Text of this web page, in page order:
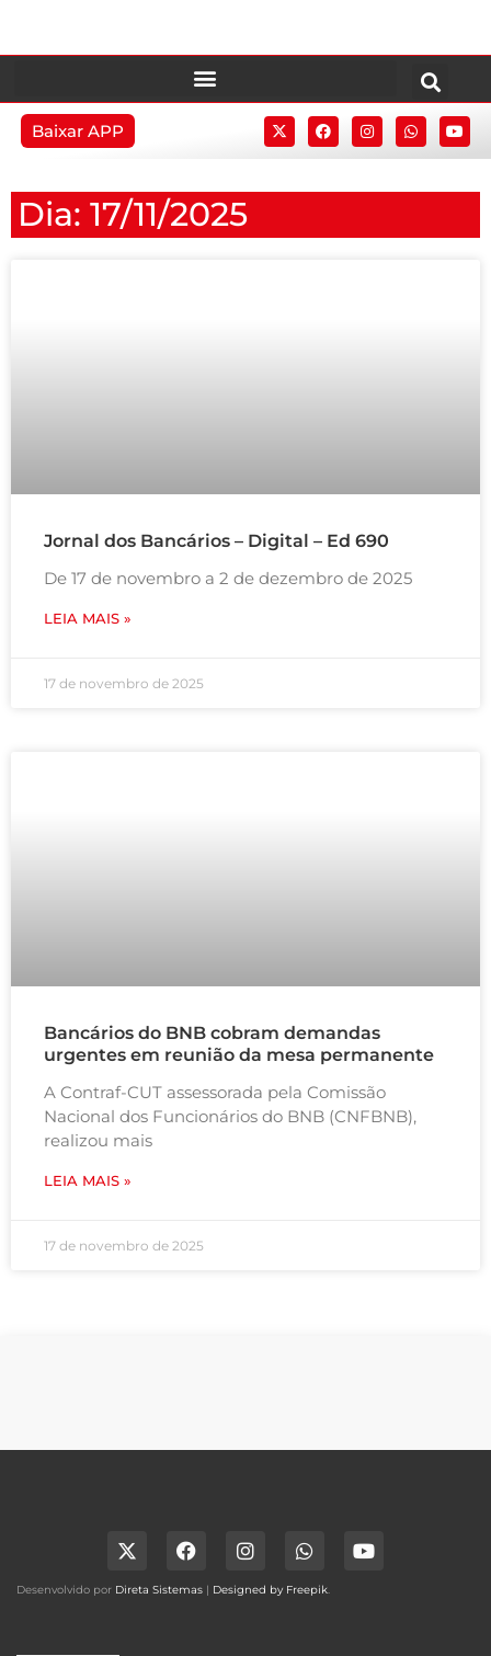
Baixar APP
Dia: 17/11/2025
Jornal dos Bancários – Digital – Ed 690
De 17 de novembro a 2 de dezembro de 2025
LEIA MAIS »
17 de novembro de 2025
Bancários do BNB cobram demandas
urgentes em reunião da mesa permanente
A Contraf-CUT assessorada pela Comissão
Nacional dos Funcionários do BNB (CNFBNB),
realizou mais
LEIA MAIS »
17 de novembro de 2025
Desenvolvido por Direta Sistemas | Designed by Freepik.